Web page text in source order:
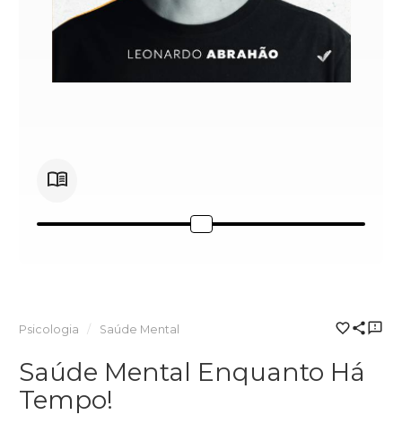
Psicologia Saúde Mental
Saúde Mental Enquanto Há
Tempo!